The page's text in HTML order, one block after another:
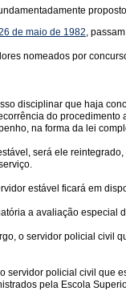
de maio de 1982,
nomeados por
disciplinar que haja
do procedimento
na forma da lei
será ele
estável ficará em
a avaliação
o servidor policial civil
policial civil que
pela Escola